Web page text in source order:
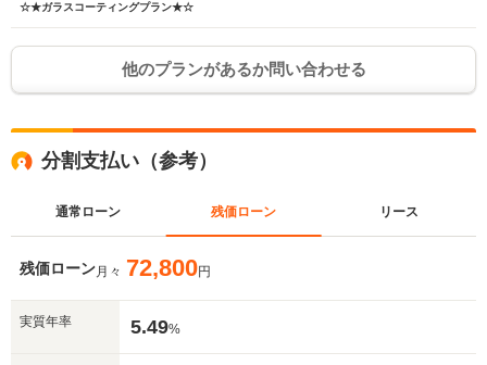
☆★ガラスコーティングプラン★☆
他のプランがあるか問い合わせる
分割支払い（参考）
通常ローン 残価ローン リース
残価ローン月々 72,800円
実質年率 5.49%
入力途中の情報を保存しますか？